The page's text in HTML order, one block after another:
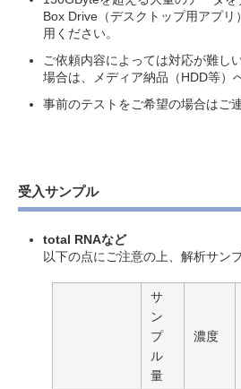
Box Drive（デスクトップ用アプリ
用ください。
ご依頼内容によっては対応が難し
場合は、メディア納品（HDD等）
事前のテストをご希望の場合はご
受入サンプル
total RNAなど
以下の点にご注意の上、解析サン
サ
ン
プ
ル
量
濃度